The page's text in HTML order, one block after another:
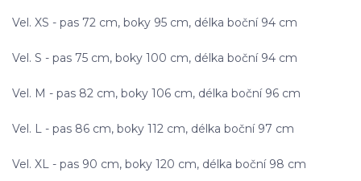
Vel. XS - pas 72 cm, boky 95 cm, délka boční 94 cm
Vel. S - pas 75 cm, boky 100 cm, délka boční 94 cm
Vel. M - pas 82 cm, boky 106 cm, délka boční 96 cm
Vel. L - pas 86 cm, boky 112 cm, délka boční 97 cm
Vel. XL - pas 90 cm, boky 120 cm, délka boční 98 cm